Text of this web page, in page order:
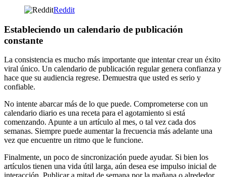
Reddit
Estableciendo un calendario de publicación
constante
La consistencia es mucho más importante que intentar crear un éxito
viral único. Un calendario de publicación regular genera confianza y
hace que su audiencia regrese. Demuestra que usted es serio y
confiable.
No intente abarcar más de lo que puede. Comprometerse con un
calendario diario es una receta para el agotamiento si está
comenzando. Apunte a un artículo al mes, o tal vez cada dos
semanas. Siempre puede aumentar la frecuencia más adelante una
vez que encuentre un ritmo que le funcione.
Finalmente, un poco de sincronización puede ayudar. Si bien los
artículos tienen una vida útil larga, aún desea ese impulso inicial de